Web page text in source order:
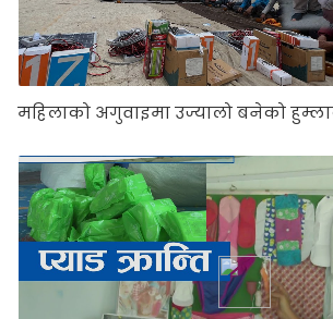
महिलाको अगुवाइमा उज्यालो बनेको